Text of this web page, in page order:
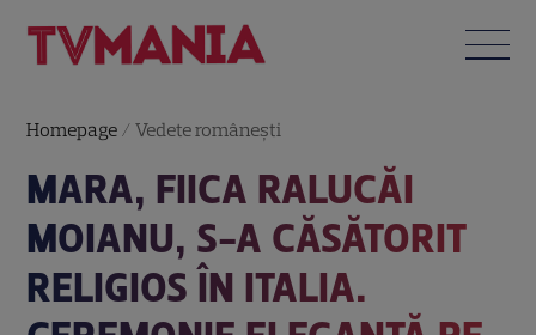
Homepage /Vedete româneşti
MARA, FIICA RALUCĂI
MOIANU, S-A CĂSĂTORIT
RELIGIOS ÎN ITALIA.